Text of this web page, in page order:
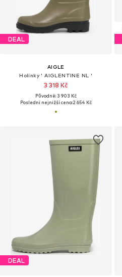
DEAL
AIGLE
Holínky ' AIGLENTINE NL '
3 318 Kč
Původně: 3 903 Kč
Poslední nejnižší cena:2 654 Kč
DEAL